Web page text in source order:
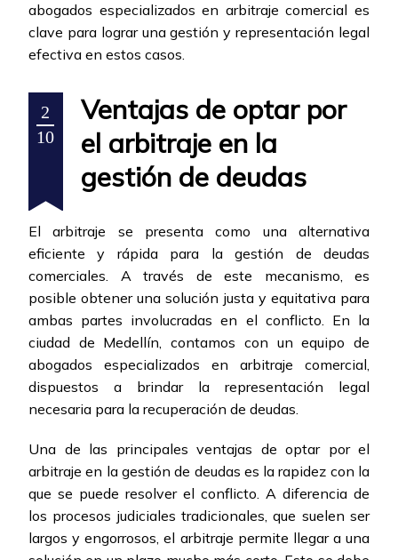
abogados especializados en arbitraje comercial es
clave para lograr una gestión y representación legal
efectiva en estos casos.
2
10
Ventajas de optar por
el arbitraje en la
gestión de deudas
El arbitraje se presenta como una alternativa
eficiente y rápida para la gestión de deudas
comerciales. A través de este mecanismo, es
posible obtener una solución justa y equitativa para
ambas partes involucradas en el conflicto. En la
ciudad de Medellín, contamos con un equipo de
abogados especializados en arbitraje comercial,
dispuestos a brindar la representación legal
necesaria para la recuperación de deudas.
Una de las principales ventajas de optar por el
arbitraje en la gestión de deudas es la rapidez con la
que se puede resolver el conflicto. A diferencia de
los procesos judiciales tradicionales, que suelen ser
largos y engorrosos, el arbitraje permite llegar a una